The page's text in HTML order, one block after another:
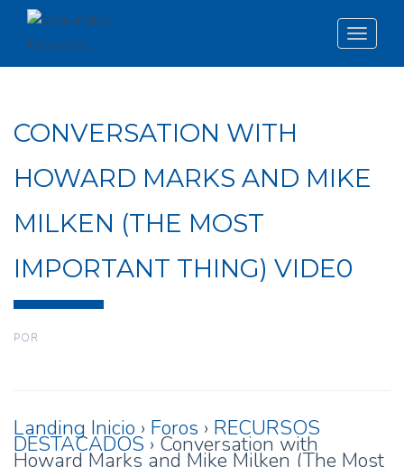
Toggle
CONVERSATION WITH
HOWARD MARKS AND MIKE
MILKEN (THE MOST
IMPORTANT THING) VIDE0
POR
Landing Inicio › Foros › RECURSOS
DESTACADOS › Conversation with
Howard Marks and Mike Milken (The Most